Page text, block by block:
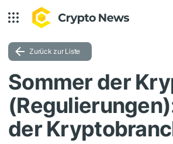
Zurück zur Liste
Sommer der
der